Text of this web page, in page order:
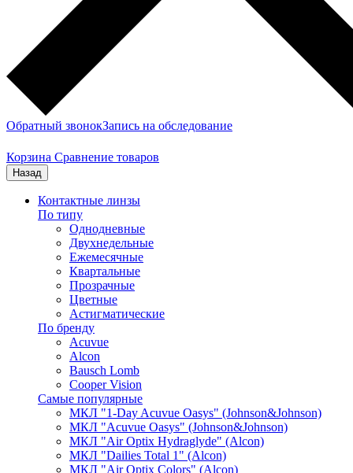
Обратный звонокЗапись на обследование
Корзина Сравнение товаров
Назад
Контактные линзы
По типу
Однодневные
Двухнедельные
Ежемесячные
Квартальные
Прозрачные
Цветные
Астигматические
По бренду
Acuvue
Alcon
Bausch Lomb
Cooper Vision
Самые популярные
МКЛ "1-Day Acuvue Oasys" (Johnson&Johnson)
МКЛ "Acuvue Oasys" (Johnson&Johnson)
МКЛ "Air Optix Hydraglyde" (Alcon)
МКЛ "Dailies Total 1" (Alcon)
МКЛ "Air Optix Colors" (Alcon)